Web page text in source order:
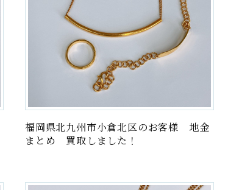
福岡県北九州市小倉北区のお客様 地金
まとめ 買取しました！